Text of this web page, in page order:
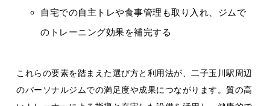
自宅での自主トレや食事管理も取り入れ、ジムで
のトレーニング効果を補完する
これらの要素を踏まえた選び方と利用法が、二子玉川駅周辺
のパーソナルジムでの満足度や成果につながります。質の高